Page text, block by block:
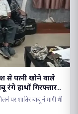
से पत्नी खोने वाले
हाथों गिरफ्तार..
पर शातिर बाबू ने मांगी थी